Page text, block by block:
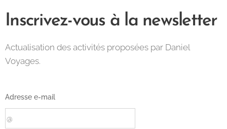
Inscrivez-vous à la newsletter
Actualisation des activités proposées par Daniel
Voyages.
Adresse e-mail